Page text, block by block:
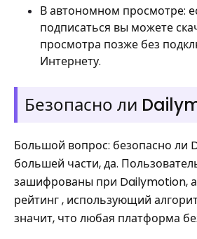
В автономном просмотре:
подписаться вы можете
просмотра позже без
Интернету.
Безопасно ли
Большой вопрос: безопасно ли
большей части, да.
зашифрованы при Dailymotion,
рейтинг , использующий
значит, что любая платформа